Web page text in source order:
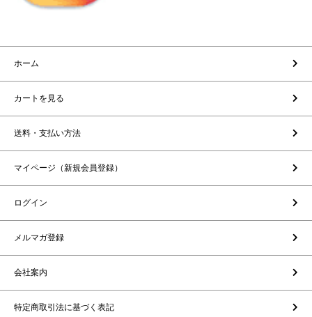
ホーム
カートを見る
送料・支払い方法
マイページ（新規会員登録）
ログイン
メルマガ登録
会社案内
特定商取引法に基づく表記